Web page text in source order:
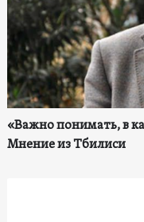
«Важно понимать, в
Мнение из Тбилиси